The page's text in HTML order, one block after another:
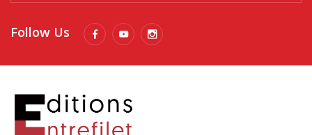
Follow Us